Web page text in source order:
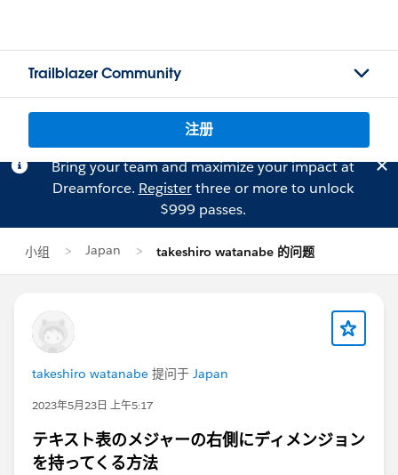
Trailblazer Community
注册
Bring your team and maximize your impact at
Dreamforce. Registerthree or more to unlock
$999 passes.
小组 Japan takeshiro watanabe 的问题
takeshiro watanabe 提问于 Japan
2023年5月23日 上午5:17
テキスト表のメジャーの右側にディメンジョン
を持ってくる方法